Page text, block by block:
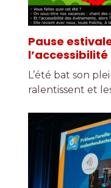
Pause
l’accessibilité
L’été bat son
ralentissent et